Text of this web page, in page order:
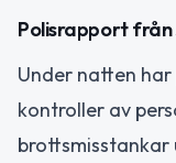
Polisrapport
Under natten
kontroller av